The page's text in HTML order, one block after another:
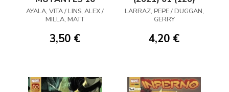
AYALA, VITA / LINS, ALEX /
MILLA, MATT
3,50 €
LARRAZ, PEPE / DUGGAN,
GERRY
4,20 €